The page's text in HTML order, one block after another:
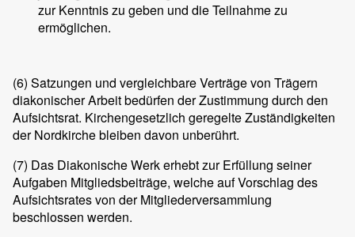
zur Kenntnis zu geben und die Teilnahme zu
ermöglichen.
(6) Satzungen und vergleichbare Verträge von Trägern
diakonischer Arbeit bedürfen der Zustimmung durch den
Aufsichtsrat. Kirchengesetzlich geregelte Zuständigkeiten
der Nordkirche bleiben davon unberührt.
(7) Das Diakonische Werk erhebt zur Erfüllung seiner
Aufgaben Mitgliedsbeiträge, welche auf Vorschlag des
Aufsichtsrates von der Mitgliederversammlung
beschlossen werden.